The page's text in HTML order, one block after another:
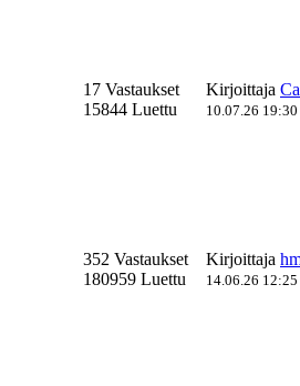
17 Vastaukset
15844 Luettu
Kirjoittaja
10.07.26 19:30
352 Vastaukset
180959 Luettu
Kirjoittaja
14.06.26 12:25